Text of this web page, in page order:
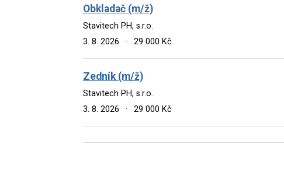
Obkladač (m/ž)
Stavitech PH, s.r.o.
3. 8. 2026
· 29 000 Kč
Zedník (m/ž)
Stavitech PH, s.r.o.
3. 8. 2026
· 29 000 Kč